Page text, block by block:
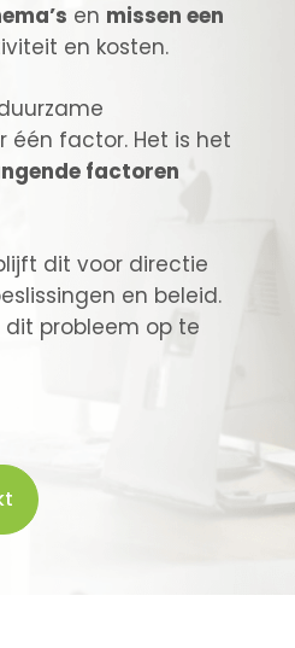
en missen een
en kosten.
factor. Het is het
factoren
dit voor directie
en beleid.
dit probleem op te